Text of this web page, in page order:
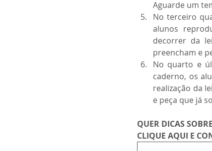
Aguarde um
No terceiro
alunos
decorrer da
preencham e
No quarto e
caderno, os
realização da
e peça que já
QUER DICAS
CLIQUE AQUI E